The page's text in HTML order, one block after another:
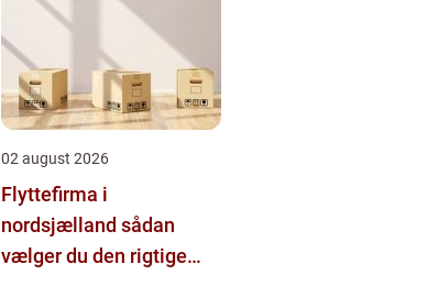
02 august 2026
Flyttefirma i
nordsjælland sådan
vælger du den rigtige